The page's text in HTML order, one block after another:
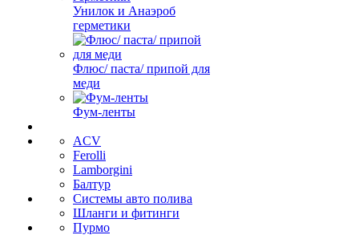
Унилок и Анаэроб
герметики
Флюс/ паста/ припой для
меди
Фум-ленты
ACV
Ferolli
Lamborgini
Балтур
Системы авто полива
Шланги и фитинги
Пурмо